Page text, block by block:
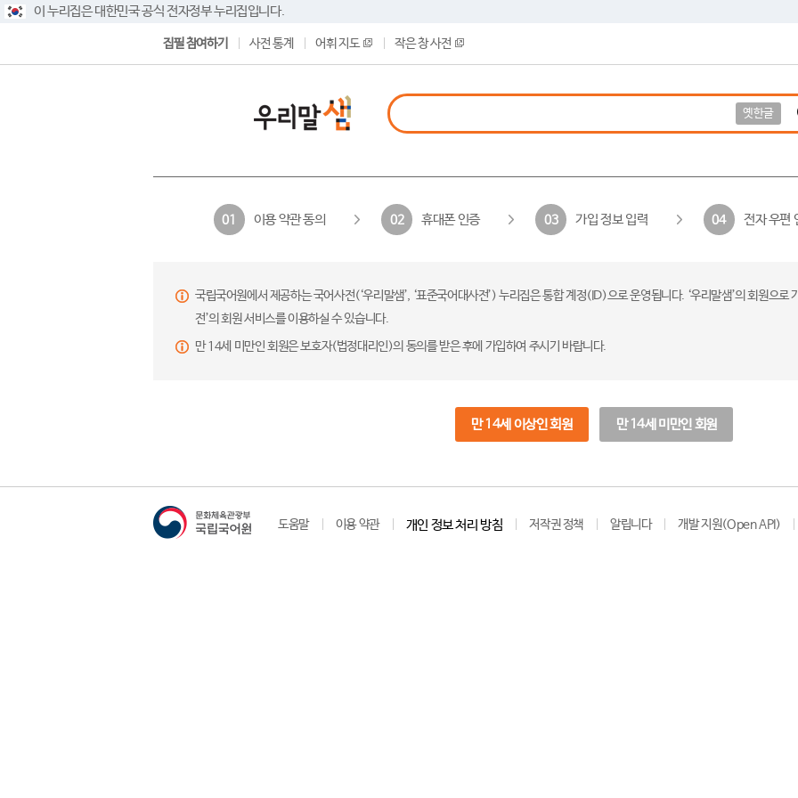
이 누리집은 대한민국 공식 전자정부 누리집입니다.
집필 참여하기 사전 통계 어휘 지도 작은 창 사전
옛한글
01 이용 약관 동의 02 휴대폰 인증 03 가입 정보 입력 04 전자 우편
국립국어원에서 제공하는 국어사전(‘우리말샘’, ‘표준국어대사전’) 누리집은 통합 계정(ID)으로 운영됩니다. ‘우리말샘’의 회원으
전’의 회원 서비스를 이용하실 수 있습니다.
만 14세 미만인 회원은 보호자(법정대리인)의 동의를 받은 후에 가입하여 주시기 바랍니다.
만 14세 이상인 회원 만 14세 미만인 회원
도움말 이용 약관 개인 정보 처리 방침 저작권 정책 알립니다 개발 지원(Open API)